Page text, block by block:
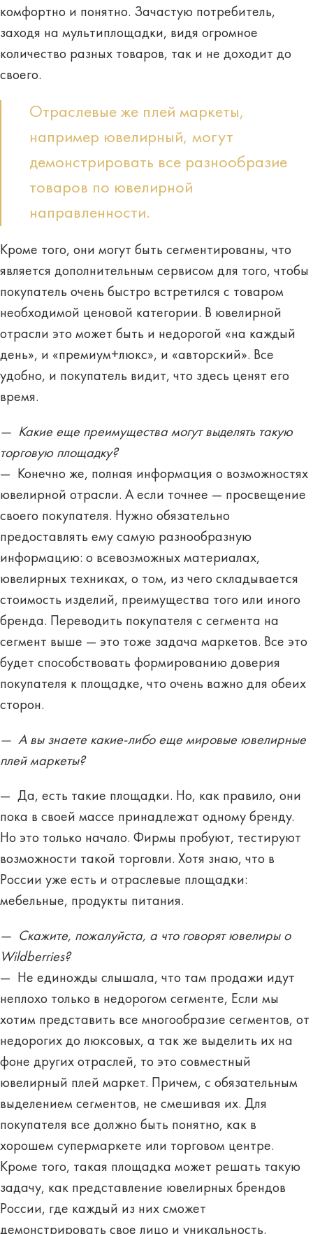
комфортно и понятно. Зачастую потребитель,
заходя на мультиплощадки, видя огромное
количество разных товаров, так и не доходит до
своего.
Отраслевые же плей маркеты,
например ювелирный, могут
демонстрировать все разнообразие
товаров по ювелирной
направленности.
Кроме того, они могут быть сегментированы, что
является дополнительным сервисом для того, чтобы
покупатель очень быстро встретился с товаром
необходимой ценовой категории. В ювелирной
отрасли это может быть и недорогой «на каждый
день», и «премиум+люкс», и «авторский». Все
удобно, и покупатель видит, что здесь ценят его
время.
— Какие еще преимущества могут выделять такую
торговую площадку?
— Конечно же, полная информация о возможностях
ювелирной отрасли. А если точнее — просвещение
своего покупателя. Нужно обязательно
предоставлять ему самую разнообразную
информацию: о всевозможных материалах,
ювелирных техниках, о том, из чего складывается
стоимость изделий, преимущества того или иного
бренда. Переводить покупателя с сегмента на
сегмент выше — это тоже задача маркетов. Все это
будет способствовать формированию доверия
покупателя к площадке, что очень важно для обеих
сторон.
— А вы знаете какие-либо еще мировые ювелирные
плей маркеты?
— Да, есть такие площадки. Но, как правило, они
пока в своей массе принадлежат одному бренду.
Но это только начало. Фирмы пробуют, тестируют
возможности такой торговли. Хотя знаю, что в
России уже есть и отраслевые площадки:
мебельные, продукты питания.
— Скажите, пожалуйста, а что говорят ювелиры о
Wildberries?
— Не единожды слышала, что там продажи идут
неплохо только в недорогом сегменте, Если мы
хотим представить все многообразие сегментов, от
недорогих до люксовых, а так же выделить их на
фоне других отраслей, то это совместный
ювелирный плей маркет. Причем, с обязательным
выделением сегментов, не смешивая их. Для
покупателя все должно быть понятно, как в
хорошем супермаркете или торговом центре.
Кроме того, такая площадка может решать такую
задачу, как представление ювелирных брендов
России, где каждый из них сможет
демонстрировать свое лицо и уникальность.